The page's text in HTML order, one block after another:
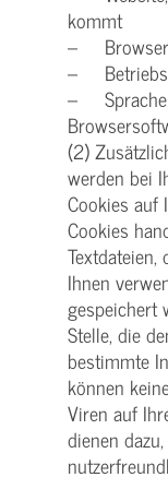
kommt
– Browser
–
– Sprache
(2)
werden bei
Cookies auf
Cookies
Ihnen
gespeichert
Stelle, die
bestimmte
können
Viren auf
dienen